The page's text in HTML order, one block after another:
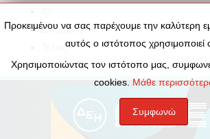
Επόμενο
Τέλος
Προκειμένου να σας παρέχουμε την καλύτερη
αυτός ο ιστότοπος χρησιμοποιεί
Χρησιμοποιώντας τον ιστότοπο μας,
cookies. Μάθε
Συμφωνώ